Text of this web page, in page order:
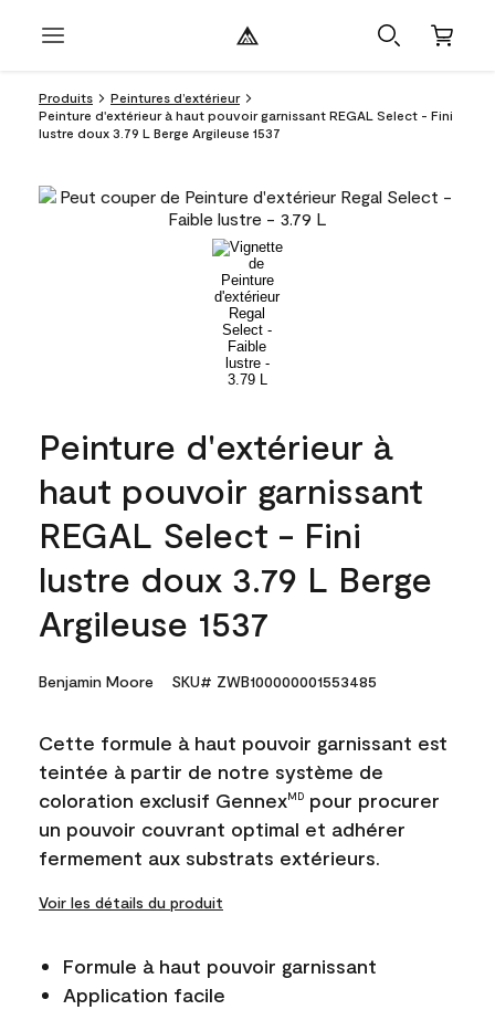
Produits
Peintures d’extérieur
Peinture d'extérieur à haut pouvoir garnissant REGAL Select - Fini
lustre doux 3.79 L Berge Argileuse 1537
Peinture d'extérieur à
haut pouvoir garnissant
REGAL Select - Fini
lustre doux 3.79 L Berge
Argileuse 1537
Benjamin Moore SKU# ZWB100000001553485
Cette formule à haut pouvoir garnissant est
teintée à partir de notre système de
coloration exclusif GennexMD pour procurer
un pouvoir couvrant optimal et adhérer
fermement aux substrats extérieurs.
Voir les détails du produit
Formule à haut pouvoir garnissant
Application facile